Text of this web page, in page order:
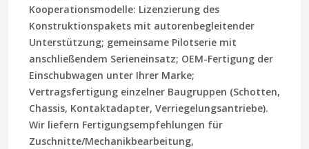
Kooperationsmodelle: Lizenzierung des
Konstruktionspakets mit autorenbegleitender
Unterstützung; gemeinsame Pilotserie mit
anschließendem Serieneinsatz; OEM-Fertigung der
Einschubwagen unter Ihrer Marke;
Vertragsfertigung einzelner Baugruppen (Schotten,
Chassis, Kontaktadapter, Verriegelungsantriebe).
Wir liefern Fertigungsempfehlungen für
Zuschnitte/Mechanikbearbeitung,